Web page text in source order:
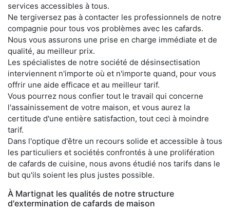
services accessibles à tous.
Ne tergiversez pas à contacter les professionnels de notre
compagnie pour tous vos problèmes avec les cafards.
Nous vous assurons une prise en charge immédiate et de
qualité, au meilleur prix.
Les spécialistes de notre société de désinsectisation
interviennent n'importe où et n'importe quand, pour vous
offrir une aide efficace et au meilleur tarif.
Vous pourrez nous confier tout le travail qui concerne
l'assainissement de votre maison, et vous aurez la
certitude d'une entière satisfaction, tout ceci à moindre
tarif.
Dans l'optique d'être un recours solide et accessible à tous
les particuliers et sociétés confrontés à une prolifération
de cafards de cuisine, nous avons étudié nos tarifs dans le
but qu'ils soient les plus justes possible.
À Martignat les qualités de notre structure
d'extermination de cafards de maison